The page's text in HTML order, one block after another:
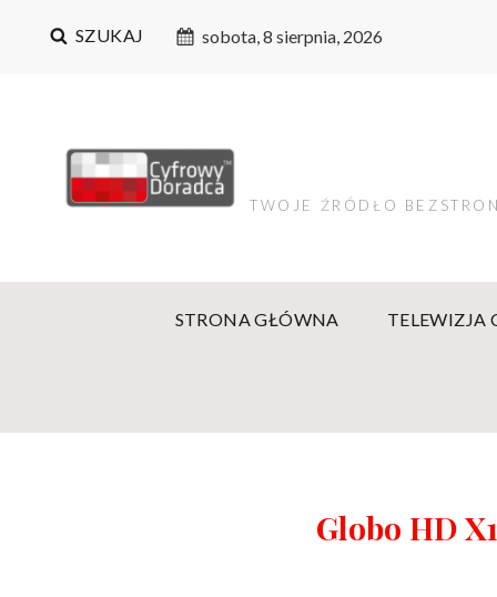
SZUKAJ sobota, 8 sierpnia, 2026
TWOJE ŹRÓDŁO
STRONA GŁÓWNA TELEWIZJA
Globo HD